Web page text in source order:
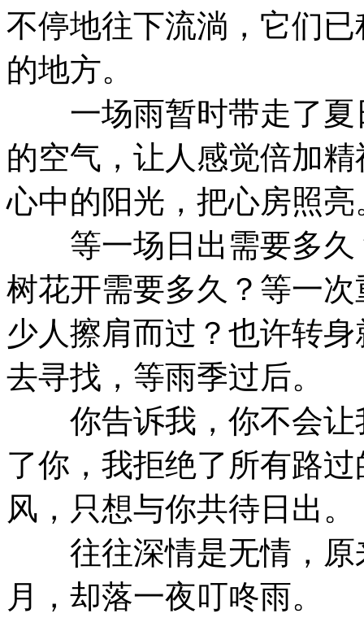
不停地往下流淌，它们
的地方。
一场雨暂时带走了夏
的空气，让人感觉倍加
心中的阳光，把心房照亮
等一场日出需要多久
树花开需要多久？等一
少人擦肩而过？也许转
去寻找，等雨季过后。
你告诉我，你不会让
了你，我拒绝了所有路
风，只想与你共待日出。
往往深情是无情，原
月，却落一夜叮咚雨。